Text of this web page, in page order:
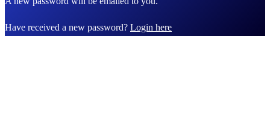
Have received a new password? Login here